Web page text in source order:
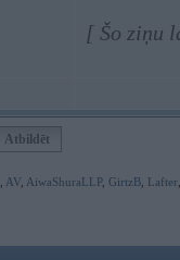
[ Šo ziņu
Atbildēt
AV AiwaShuraLLP, GirtzB Lafter